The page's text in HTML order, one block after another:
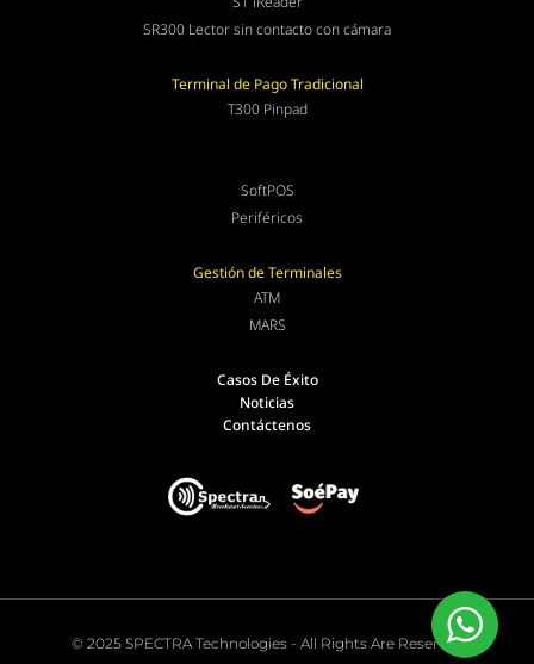
SR300 Lector sin contacto con cámara
Terminal de Pago Tradicional
T300 Pinpad
SoftPOS
Periféricos
Gestión de Terminales
ATM
MARS
Casos De Éxito
Noticias
Contáctenos
© 2025 SPECTRA Technologies - All Rights Are Reserved